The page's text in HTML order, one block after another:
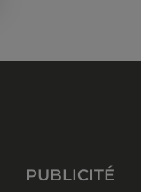
PUBLICITÉ